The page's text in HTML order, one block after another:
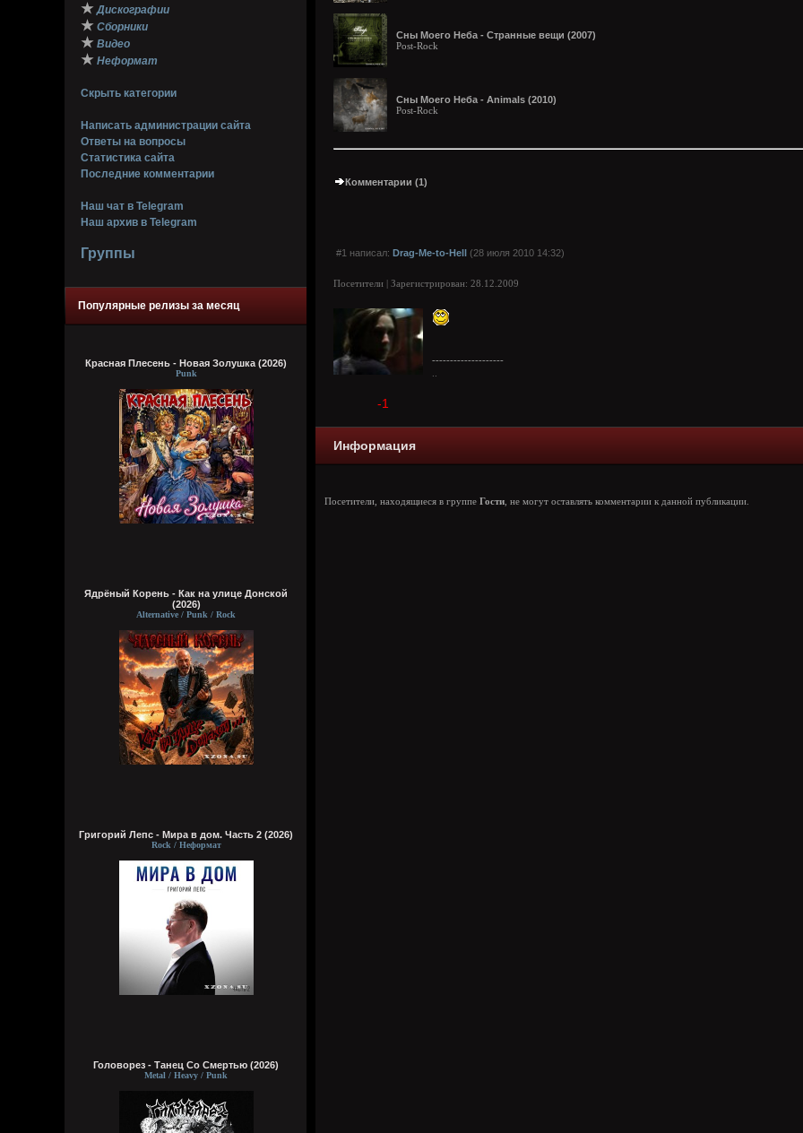
★ Дискографии
★ Сборники
★ Видео
★ Неформат
Скрыть категории
Написать администрации сайта
Ответы на вопросы
Статистика сайта
Последние комментарии
Наш чат в Telegram
Наш архив в Telegram
Группы
Популярные релизы за месяц
Красная Плесень - Новая Золушка (2026)
Punk
Ядрёный Корень - Как на улице Донской
(2026)
Alternative / Punk / Rock
Григорий Лепс - Мира в дом. Часть 2 (2026)
Rock / Неформат
Головорез - Tанец Со Смертью (2026)
Metal / Heavy / Punk
Сны Моего Неба - Странные вещи (2007)
Post-Rock
Сны Моего Неба - Animals (2010)
Post-Rock
Комментарии (1)
#1 написал: Drag-Me-to-Hell (28 июля 2010 14:32)
Посетители | Зарегистрирован: 28.12.2009
--------------------
-1
Информация
Посетители, находящиеся в группе Гости , не могут оставлять комментарии к данной публикации.